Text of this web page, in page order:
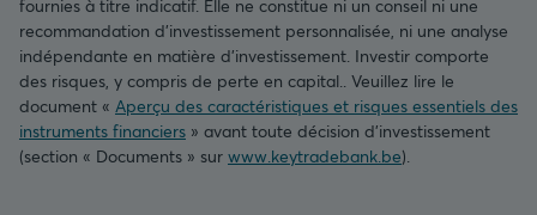
fournies à titre indicatif. Elle ne constitue ni un conseil ni une
recommandation d’investissement personnalisée, ni une analyse
indépendante en matière d’investissement. Investir comporte
des risques, y compris de perte en capital.. Veuillez lire le
document « Aperçu des caractéristiques et risques essentiels des
instruments financiers » avant toute décision d’investissement
(section « Documents » sur www.keytradebank.be).